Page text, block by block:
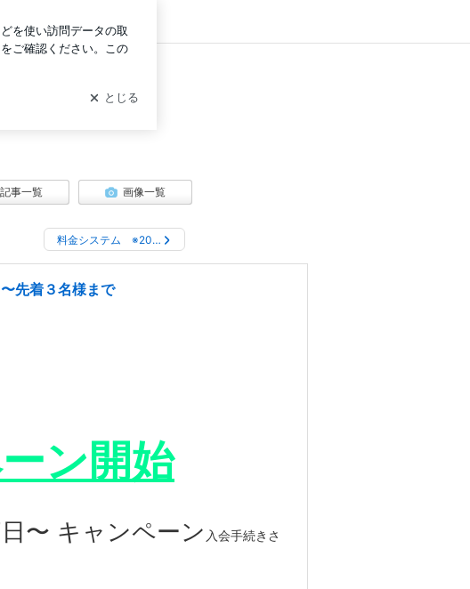
ログイン
記事一覧 画像一覧
料金システム ※20…
先着３名様まで
ン開始
〜 キャンペーン 入会手続きさ